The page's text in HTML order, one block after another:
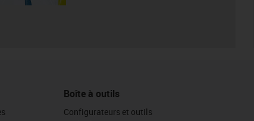
Boîte à outils
Configurateurs et outils